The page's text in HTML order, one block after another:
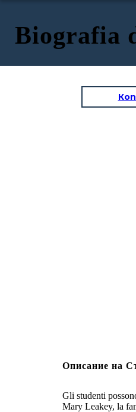
Biografia
Описание на
Gli studenti
Mary Leakey, la